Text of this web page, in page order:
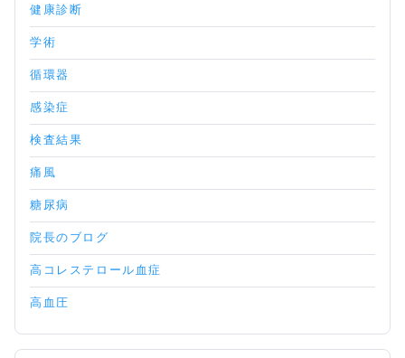
健康診断
学術
循環器
感染症
検査結果
痛風
糖尿病
院長のブログ
高コレステロール血症
高血圧